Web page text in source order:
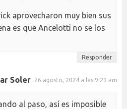
aprovecharon muy bien sus
es que Ancelotti no se los
Responder
Soler 26 agosto, 2024 a las 9:29 am
al paso, así es imposible